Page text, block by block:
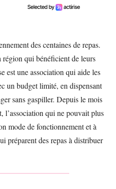
des centaines de repas.
qui bénéficient de leurs
est une association qui aide les
un budget limité, en dispensant
sans gaspiller. Depuis le mois
l’association qui ne pouvait plus
mode de fonctionnement et à
préparent des repas à distribuer